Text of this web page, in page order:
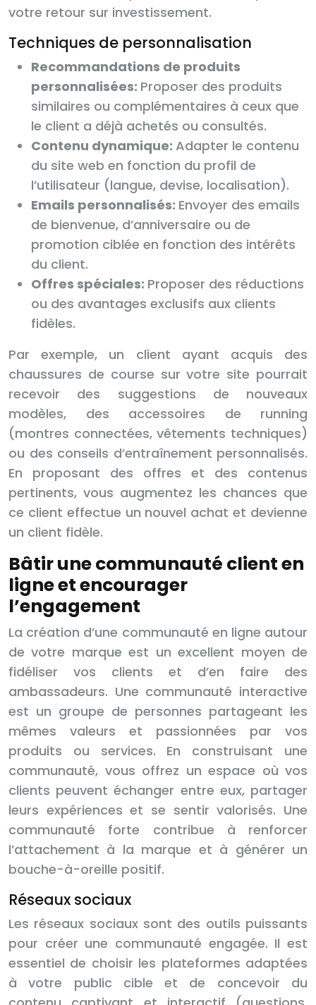
votre retour sur investissement.
Techniques de personnalisation
Recommandations de produits
personnalisées: Proposer des produits
similaires ou complémentaires à ceux que
le client a déjà achetés ou consultés.
Contenu dynamique: Adapter le contenu
du site web en fonction du profil de
l’utilisateur (langue, devise, localisation).
Emails personnalisés: Envoyer des emails
de bienvenue, d’anniversaire ou de
promotion ciblée en fonction des intérêts
du client.
Offres spéciales: Proposer des réductions
ou des avantages exclusifs aux clients
fidèles.
Par exemple, un client ayant acquis des
chaussures de course sur votre site pourrait
recevoir des suggestions de nouveaux
modèles, des accessoires de running
(montres connectées, vêtements techniques)
ou des conseils d’entraînement personnalisés.
En proposant des offres et des contenus
pertinents, vous augmentez les chances que
ce client effectue un nouvel achat et devienne
un client fidèle.
Bâtir une communauté client en
ligne et encourager
l’engagement
La création d’une communauté en ligne autour
de votre marque est un excellent moyen de
fidéliser vos clients et d’en faire des
ambassadeurs. Une communauté interactive
est un groupe de personnes partageant les
mêmes valeurs et passionnées par vos
produits ou services. En construisant une
communauté, vous offrez un espace où vos
clients peuvent échanger entre eux, partager
leurs expériences et se sentir valorisés. Une
communauté forte contribue à renforcer
l’attachement à la marque et à générer un
bouche-à-oreille positif.
Réseaux sociaux
Les réseaux sociaux sont des outils puissants
pour créer une communauté engagée. Il est
essentiel de choisir les plateformes adaptées
à votre public cible et de concevoir du